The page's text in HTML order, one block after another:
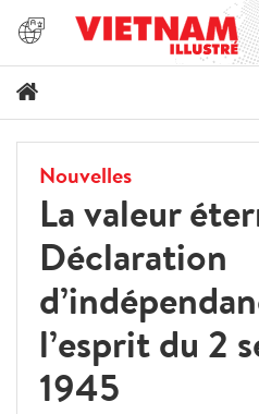
Nouvelles
La valeur
Déclaration
l’esprit du 2
1945